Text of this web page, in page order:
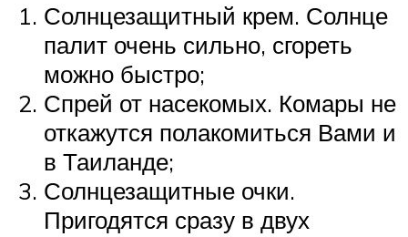
Солнцезащитный крем. Солнце
палит очень сильно, сгореть
можно быстро;
Спрей от насекомых. Комары не
откажутся полакомиться Вами и
в Таиланде;
Солнцезащитные очки.
Пригодятся сразу в двух